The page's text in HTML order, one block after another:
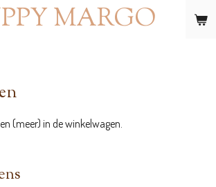
MARGO
(meer) in de winkelwagen.